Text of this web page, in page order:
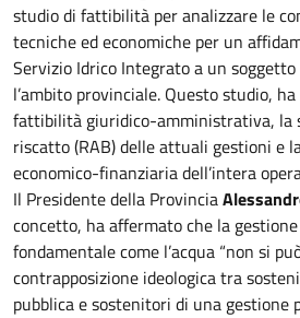
studio di fattibilità per analizzare le
tecniche ed economiche per un
Servizio Idrico Integrato a un
l’ambito provinciale. Questo studio,
fattibilità giuridico-amministrativa, la
riscatto (RAB) delle attuali gestioni e
economico-finanziaria dell’intera
Il Presidente della Provincia
concetto, ha affermato che la
fondamentale come l’acqua “non si
contrapposizione ideologica tra
pubblica e sostenitori di una gestione